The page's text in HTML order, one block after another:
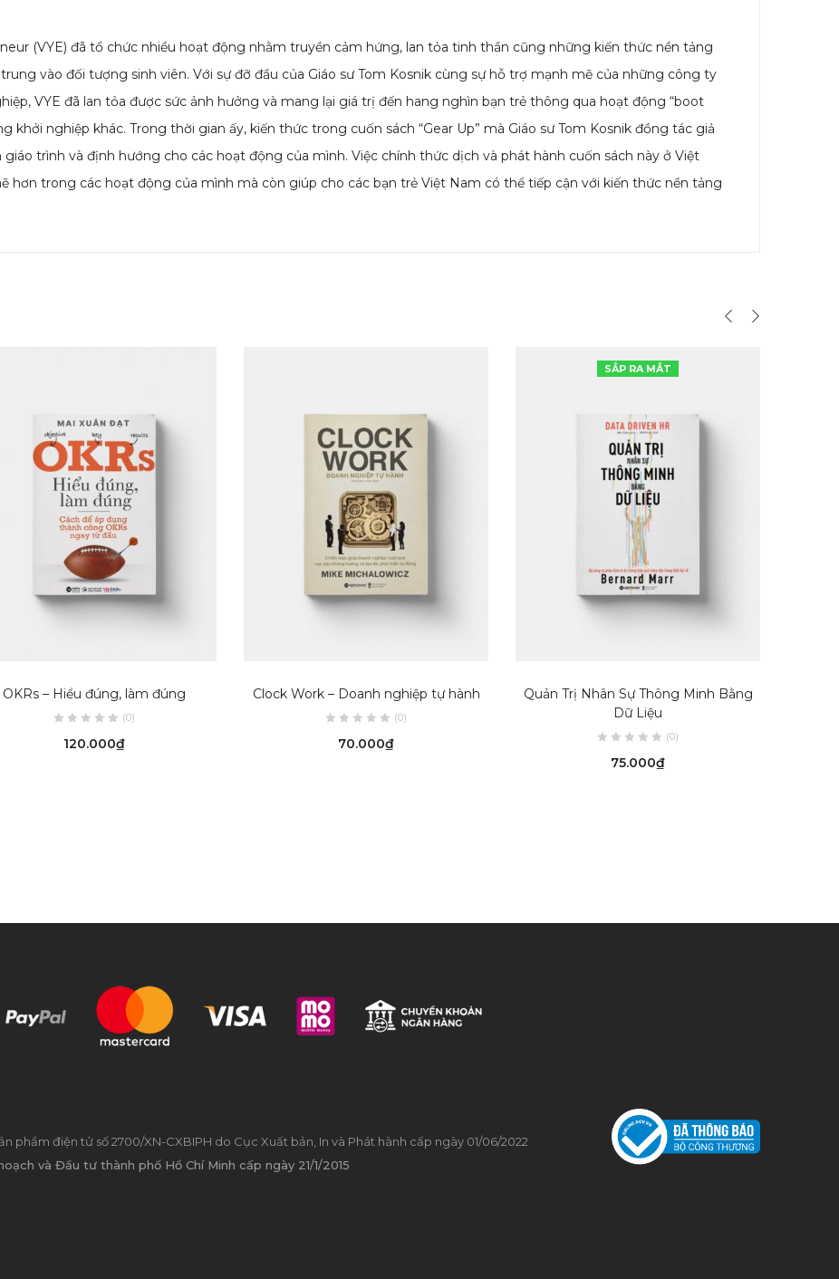
(VYE) đã tổ chức nhiều hoạt động nhằm truyền cảm hứng, lan tỏa tinh thần cũng những kiến thức nền tảng
vào đối tượng sinh viên. Với sự đỡ đầu của Giáo sư Tom Kosnik cùng sự hỗ trợ mạnh mẽ của những công ty
VYE đã lan tỏa được sức ảnh hưởng và mang lại giá trị đến hang nghìn bạn trẻ thông qua hoạt động “boot
khởi nghiệp khác. Trong thời gian ấy, kiến thức trong cuốn sách “Gear Up” mà Giáo sư Tom Kosnik đồng tác giả
trình và định hướng cho các hoạt động của mình. Việc chính thức dịch và phát hành cuốn sách này ở Việt
hơn trong các hoạt động của mình mà còn giúp cho các bạn trẻ Việt Nam có thể tiếp cận với kiến thức nền tảng
OKRs – Hiểu đúng, làm đúng
(0)
120.000₫
Clock Work – Doanh nghiệp tự hành
(0)
70.000₫
SẮP RA MẮT
Quản Trị Nhân Sự Thông Minh Bằng
Dữ Liệu
(0)
75.000₫
phẩm điện tử số 2700/XN-CXBIPH do Cục Xuất bản, In và Phát hành cấp ngày 01/06/2022
và Đầu tư thành phố Hồ Chí Minh cấp ngày 21/1/2015